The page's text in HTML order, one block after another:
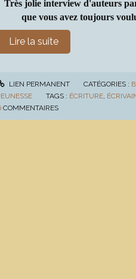
Très jolie interview d'auteurs
que vous avez toujours
Lire la suite
LIEN PERMANENT CATÉGORIES :
TAGS : ÉCRITURE,
COMMENTAIRES